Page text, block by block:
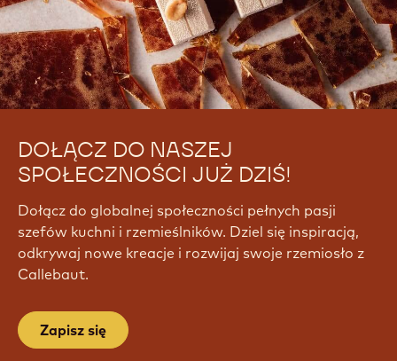
DOŁĄCZ DO NASZEJ
SPOŁECZNOŚCI JUŻ DZIŚ!
Dołącz do globalnej społeczności pełnych pasji
szefów kuchni i rzemieślników. Dziel się inspiracją,
odkrywaj nowe kreacje i rozwijaj swoje rzemiosło z
Callebaut.
Zapisz się